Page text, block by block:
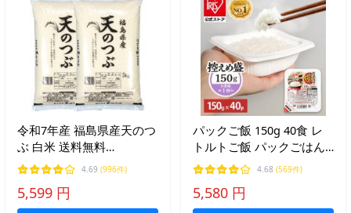
令和7年産 福島県産天のつ
ぶ 白米 送料無料
10kg(5kg×2袋) 米 お米 白
米 コメ こめ 白米 10kg
4.69 (996件)
5,599 円
パックご飯 150g 40食 レ
トルトご飯 パックごはん
備蓄用 アイリスオーヤマ
米 お米 ひとり暮らし 非常
食 防災 仕送り
4.68 (569件)
5,580 円